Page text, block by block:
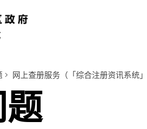
网上查册服务（「综合注册资讯系统」